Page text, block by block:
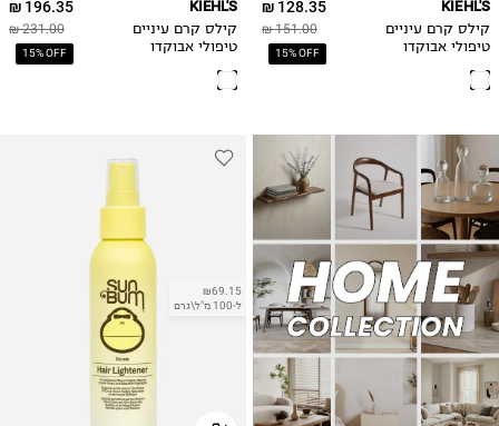
128.35 ₪
151.00 ₪
15% OFF
KIEHL'S
קילס קרם עיניים
טיפולי אבוקדו
196.35 ₪
231.00 ₪
15% OFF
KIEHL'S
קילס קרם עיניים
טיפולי אבוקדו
₪69.15
ל-100 מ"ל\גרם